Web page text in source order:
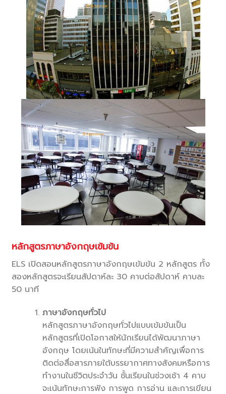
หลักสูตรภาษาอังกฤษเข้มข้น
ELS เปิดสอนหลักสูตรภาษาอังกฤษเข้มข้น 2 หลักสูตร ทั้ง
สองหลักสูตรจะเรียนสัปดาห์ละ 30 คาบต่อสัปดาห์ คาบละ
50 นาที
ภาษาอังกฤษทั่วไป
หลักสูตรภาษาอังกฤษทั่วไปแบบเข้มข้นเป็น
หลักสูตรที่เปิดโอกาสให้นักเรียนได้พัฒนาภาษา
อังกฤษ โดยเน้นในทักษะที่มีความสำคัญเพื่อการ
ติดต่อสื่อสารภายใต้บรรยากาศทางสังคมหรือการ
ทำงานในชีวิตประจำวัน ชั้นเรียนในช่วงเช้า 4 คาบ
จะเน้นทักษะการฟัง การพูด การอ่าน และการเขียน